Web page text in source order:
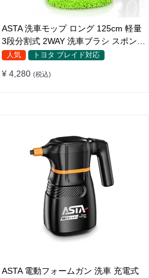
ASTA 洗車モップ ロング 125cm 軽量
3段分割式 2WAY 洗車ブラシ スポンジ
高吸水 マイクロファイバー 脚立不要
傷つかない 車用 ルーフ・ボディ対応
人気 トヨタ ブレイド対応
¥ 4,280 (税込)
ASTA 電動フォームガン 洗車 充電式